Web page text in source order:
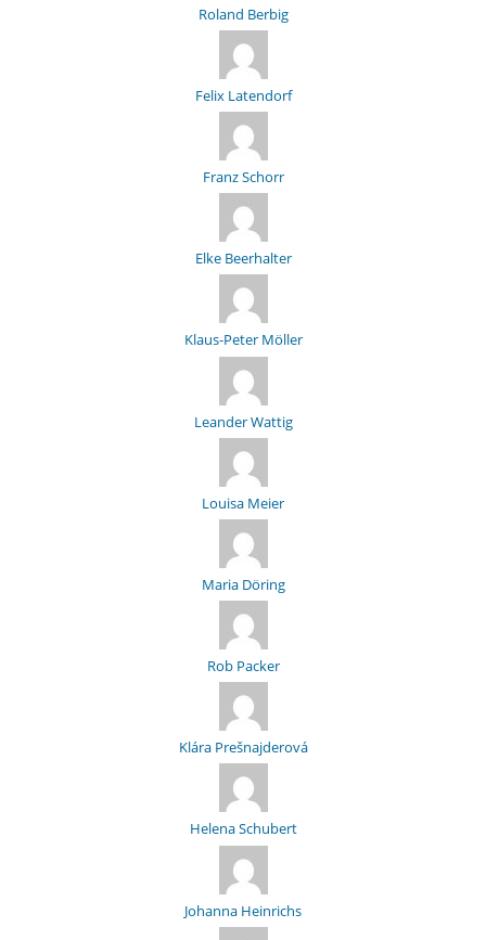
Roland Berbig
Felix Latendorf
Franz Schorr
Elke Beerhalter
Klaus-Peter Möller
Leander Wattig
Louisa Meier
Maria Döring
Rob Packer
Klára Prešnajderová
Helena Schubert
Johanna Heinrichs